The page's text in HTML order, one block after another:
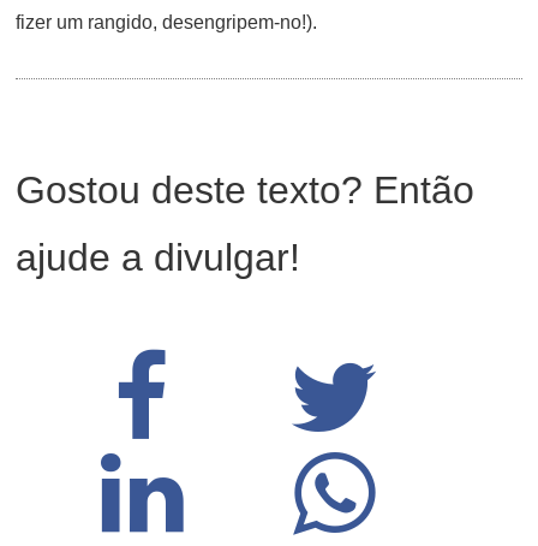
fizer um rangido, desengripem-no!).
Gostou deste texto? Então
ajude a divulgar!